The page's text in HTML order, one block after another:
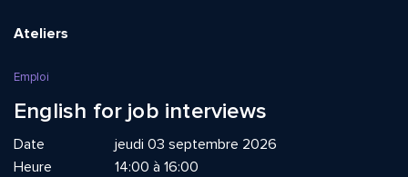
Ateliers
Emploi
English for job interviews
Date
jeudi 03 septembre 2026
Heure
14:00 à 16:00